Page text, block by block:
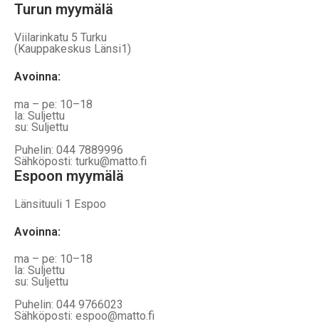
Turun myymälä
Viilarinkatu 5 Turku
(Kauppakeskus Länsi1)
Avoinna:
ma – pe: 10–18
la: Suljettu
su: Suljettu
Puhelin: 044 7889996
Sähköposti: turku@matto.fi
Espoon myymälä
Länsituuli 1 Espoo
Avoinna:
ma – pe: 10–18
la: Suljettu
su: Suljettu
Puhelin: 044 9766023
Sähköposti: espoo@matto.fi